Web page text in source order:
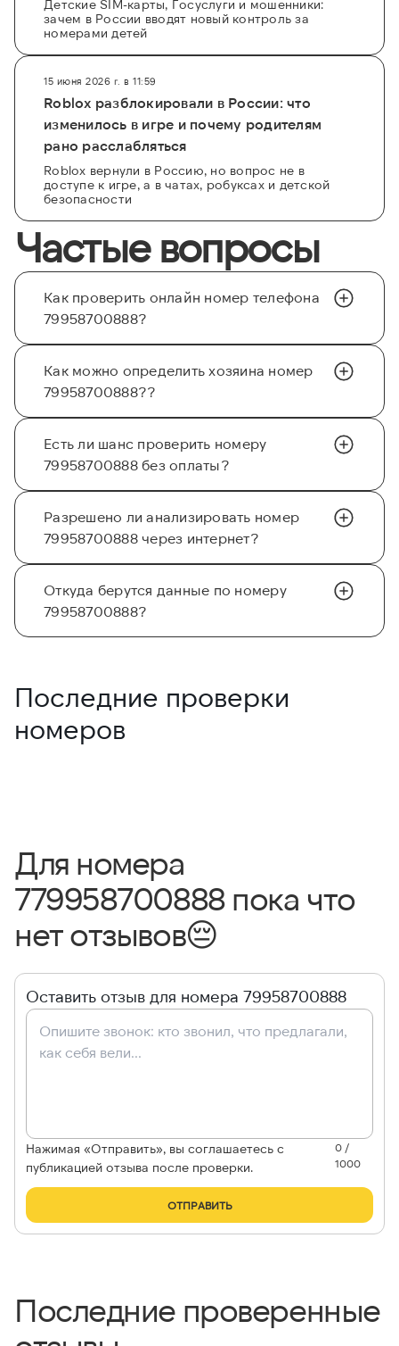
Детские SIM-карты, Госуслуги и мошенники:
зачем в России вводят новый контроль за
номерами детей
15 июня 2026 г. в 11:59
Roblox разблокировали в России: что
изменилось в игре и почему родителям
рано расслабляться
Roblox вернули в Россию, но вопрос не в
доступе к игре, а в чатах, робуксах и детской
безопасности
Частые вопросы
Как проверить онлайн номер телефона
79958700888?
Как можно определить хозяина номер
79958700888??
Есть ли шанс проверить номеру
79958700888 без оплаты?
Разрешено ли анализировать номер
79958700888 через интернет?
Откуда берутся данные по номеру
79958700888?
Последние проверки
номеров
Для номера
779958700888 пока что
нет отзывов😔
Оставить отзыв для номера 79958700888
Нажимая «Отправить», вы соглашаетесь с
публикацией отзыва после проверки.
0 /
1000
ОТПРАВИТЬ
Последние проверенные